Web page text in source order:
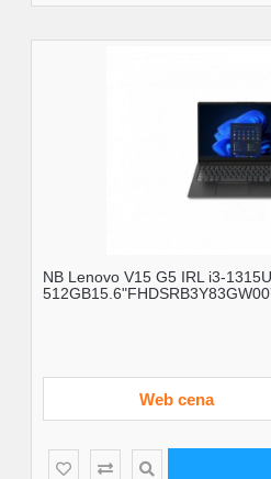
NB Lenovo V15 G5 IRL i3-
Web cena